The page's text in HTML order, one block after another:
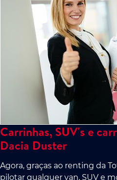
Carrinhas, SUV's e
Dacia Duster
Agora, graças ao renting da
pilotar qualquer van, SUV e